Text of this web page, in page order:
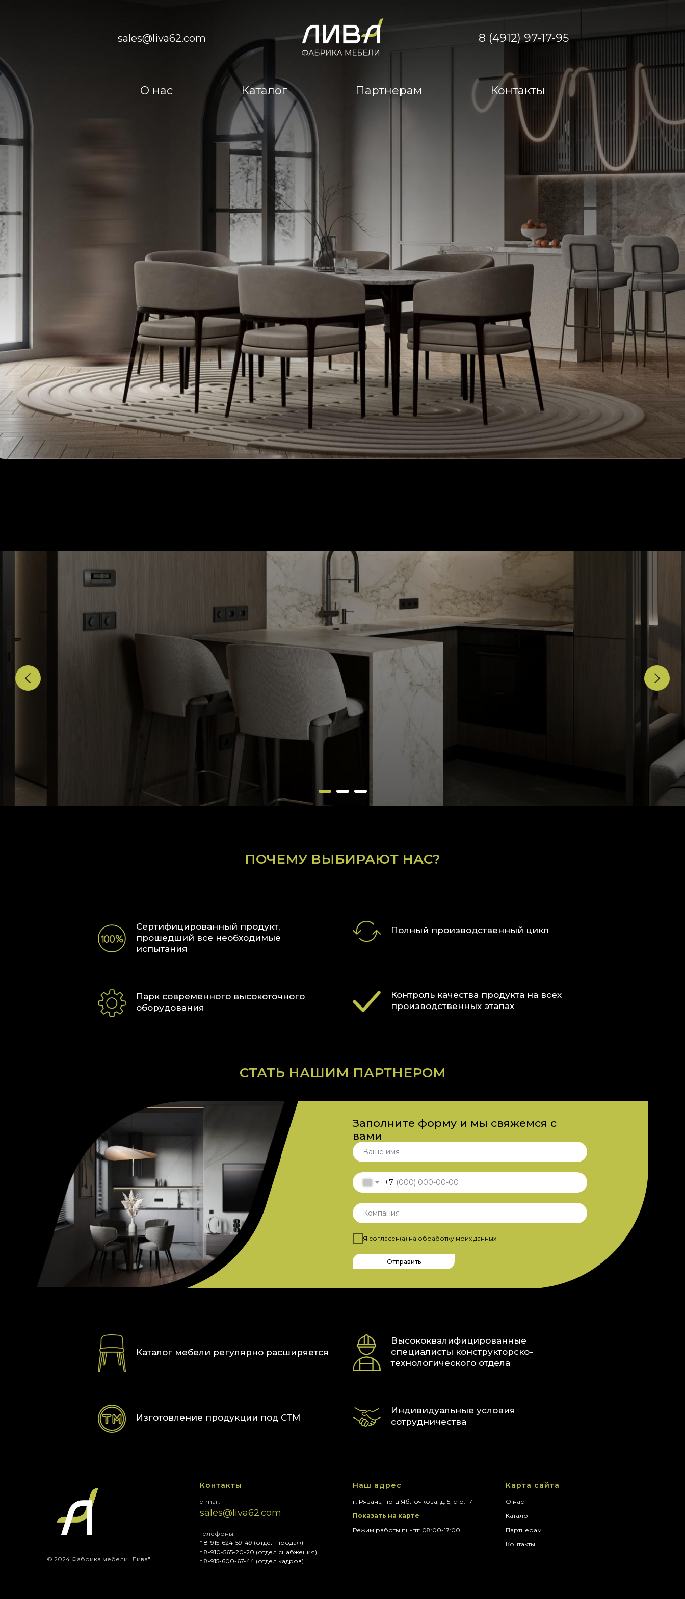
sales@liva62.com 8 (4912) 97-17-95
О нас Каталог Партнерам Контакты
ассортимент фабрики новыми моделями. Главная задача компании - создавать
качественный продукт для наших партнеров.
ПОЧЕМУ ВЫБИРАЮТ НАС?
Сертифицированный продукт,
прошедший все необходимые
испытания
Полный производственный цикл
Парк современного высокоточного
оборудования
Контроль качества продукта на всех
производственных этапах
СТАТЬ НАШИМ ПАРТНЕРОМ
+7
Я согласен(а) на обработку моих данных
Отправить
Заполните форму и мы свяжемся с
вами
Каталог мебели регулярно расширяется
Высококвалифицированные
специалисты конструкторско-
технологического отдела
Изготовление продукции под СТМ
Индивидуальные условия
сотрудничества
© 2024 Фабрика мебели "Лива"
Контакты
e-mail:
sales@liva62.com
телефоны:
* 8-915-624-59-49 (отдел продаж)
* 8-910-565-20-20 (отдел снабжения)
* 8-915-600-67-44 (отдел кадров)
Наш адрес
г. Рязань, пр-д Яблочкова, д. 5, стр. 17
Показать на карте
Режим работы пн-пт: 08:00-17:00
Карта сайта
О нас
Каталог
Партнерам
Контакты